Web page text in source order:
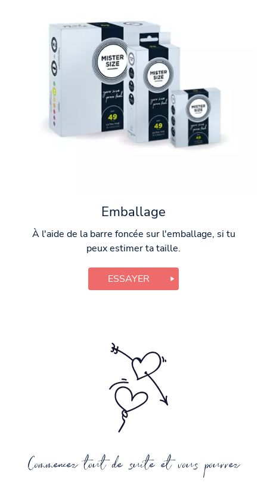
Emballage
À l'aide de la barre foncée sur l'emballage, si tu
peux estimer ta taille.
ESSAYER
Commencez tout de suite et vous pourrez